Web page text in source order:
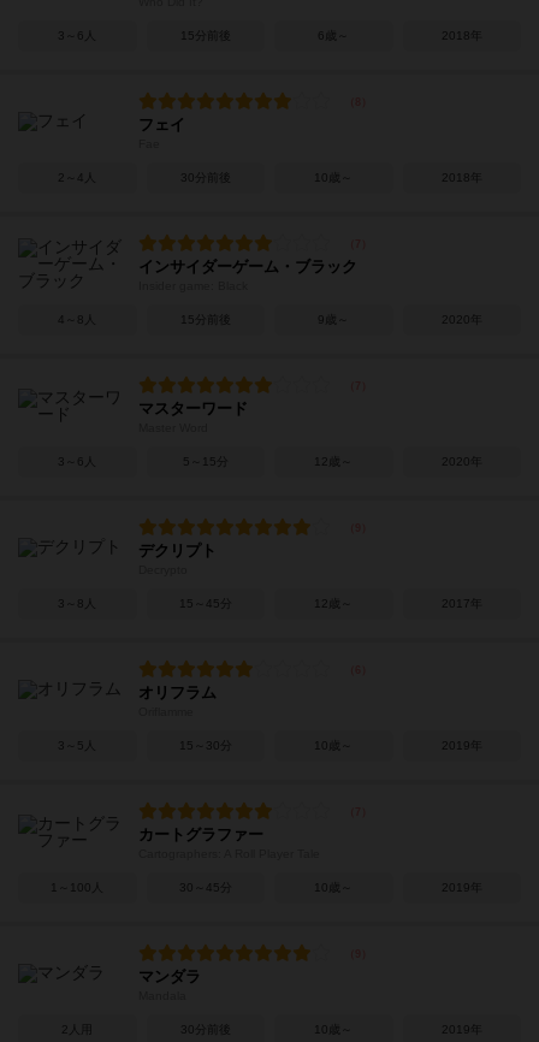
3～6人 15分前後 6歳～ 2018年
フェイ
2～4人 30分前後 10歳～ 2018年
インサイダーゲーム・ブラック
4～8人 15分前後 9歳～ 2020年
マスターワード
3～6人 5～15分 12歳～ 2020年
デクリプト
3～8人 15～45分 12歳～ 2017年
オリフラム
3～5人 15～30分 10歳～ 2019年
カートグラファー
1～100人 30～45分 10歳～ 2019年
マンダラ
2人用 30分前後 10歳～ 2019年